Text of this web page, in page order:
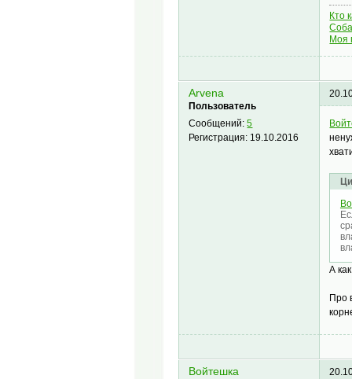
Кто
Моя
Arvena
Пользователь
Сообщений:5
Регистрация: 19.10.2016
А
Про
Войтешка